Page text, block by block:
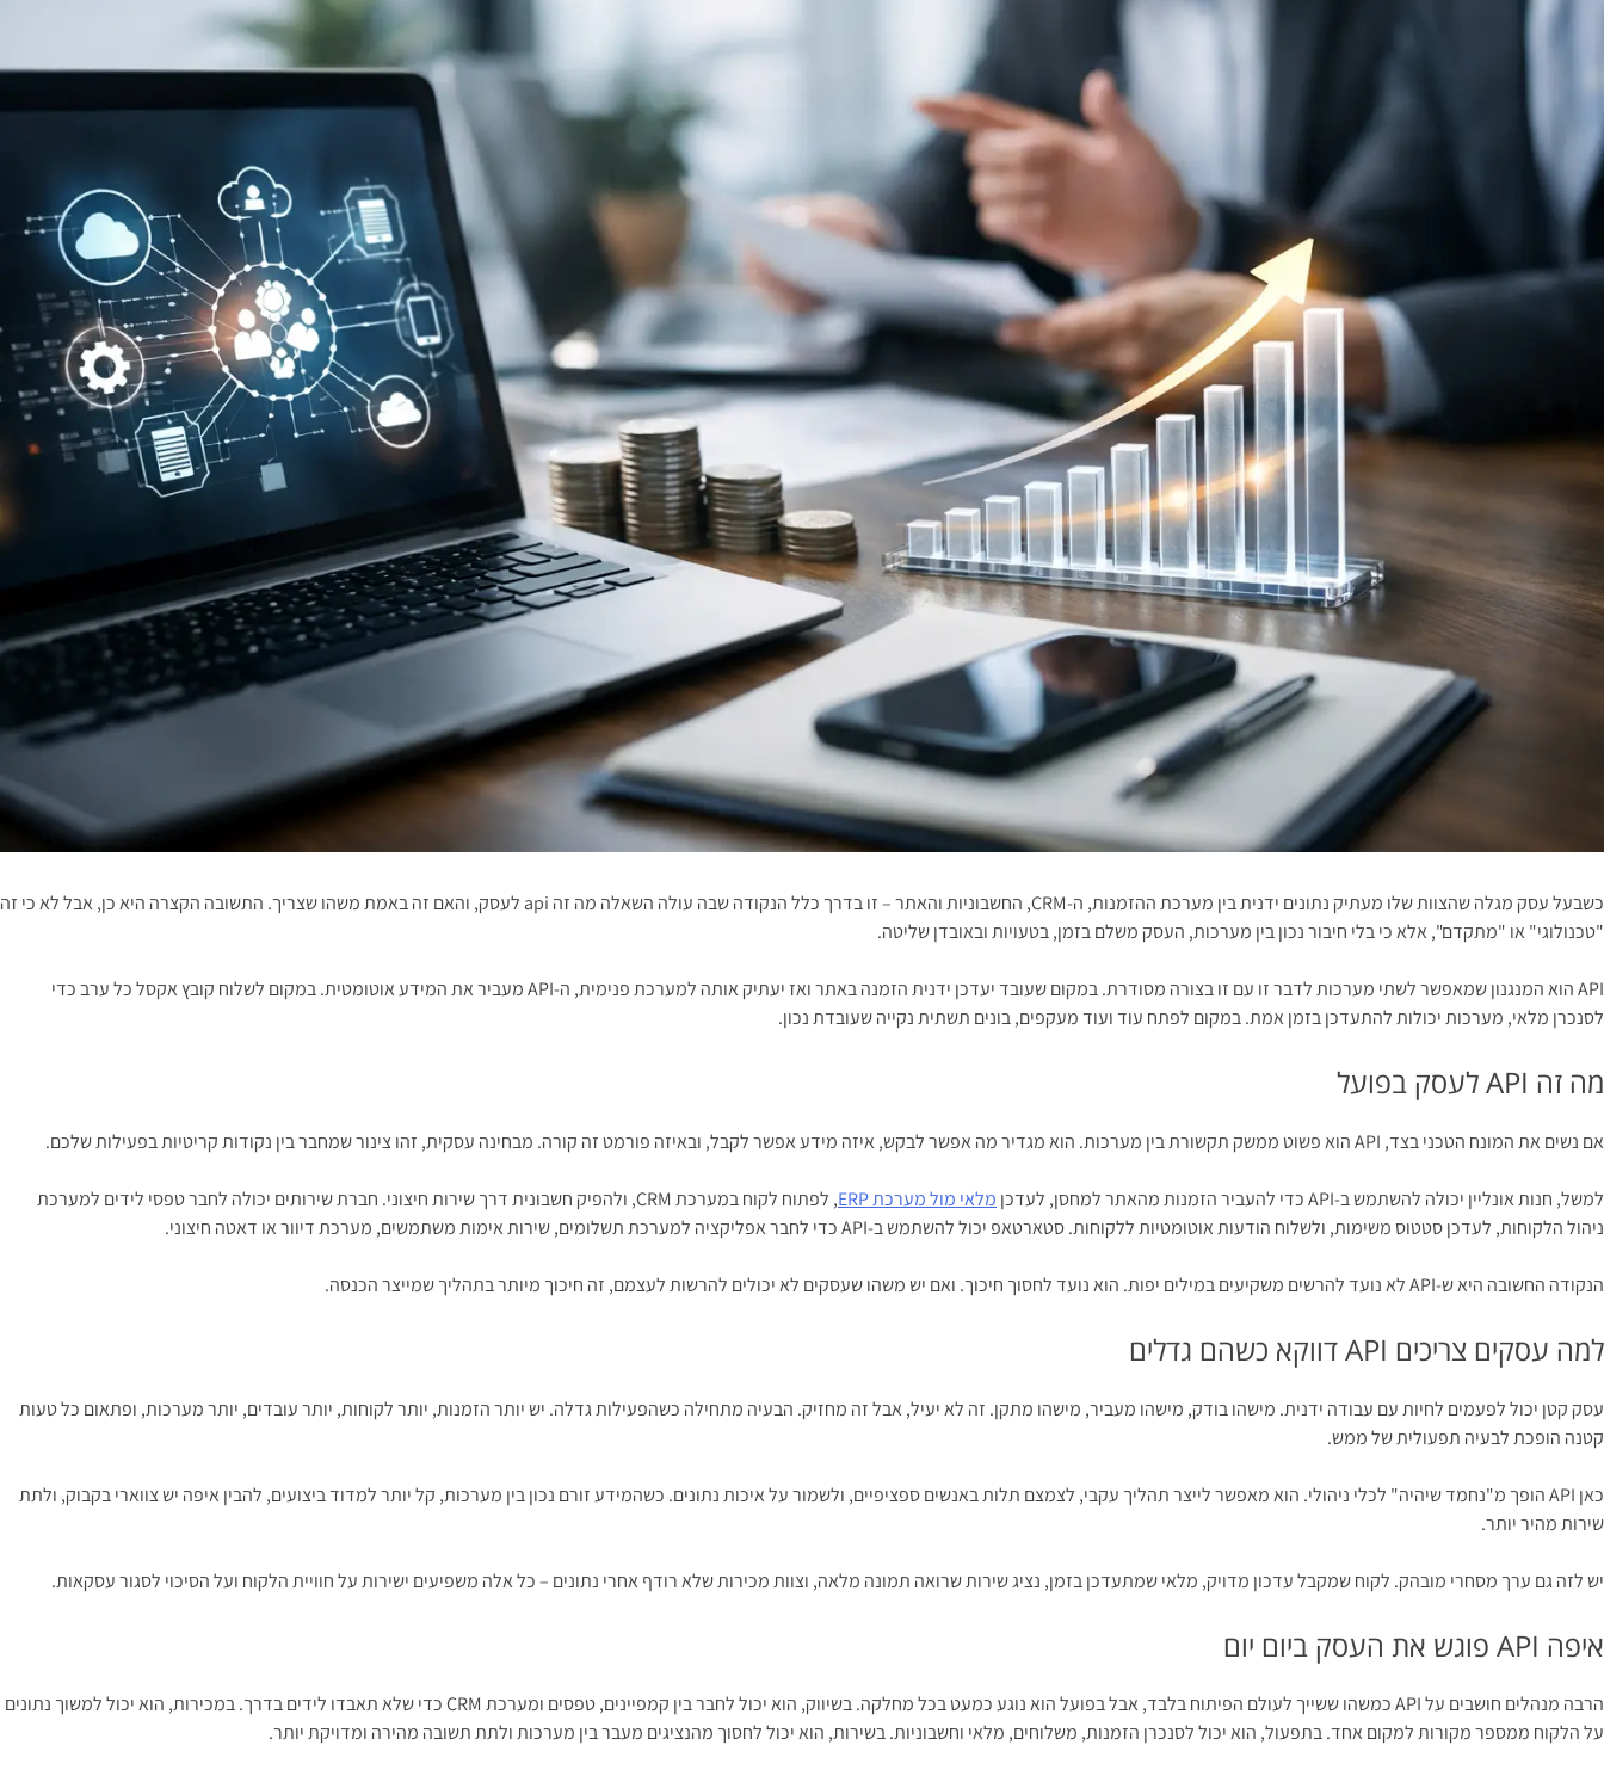
כשבעל עסק מגלה שהצוות שלו מעתיק נתונים ידנית בין מערכת ההזמנות, ה-CRM, החשבוניות והאתר – זו בדרך כלל הנקודה שבה עולה השאלה מה זה api לעסק, והאם זה באמת משהו שצריך. התשובה הקצרה היא כן, אבל לא כי זה
"טכנולוגי" או "מתקדם", אלא כי בלי חיבור נכון בין מערכות, העסק משלם בזמן, בטעויות ובאובדן שליטה.
API הוא המנגנון שמאפשר לשתי מערכות לדבר זו עם זו בצורה מסודרת. במקום שעובד יעדכן ידנית הזמנה באתר ואז יעתיק אותה למערכת פנימית, ה-API מעביר את המידע אוטומטית. במקום לשלוח קובץ אקסל כל ערב כדי
לסנכרן מלאי, מערכות יכולות להתעדכן בזמן אמת. במקום לפתח עוד ועוד מעקפים, בונים תשתית נקייה שעובדת נכון.
מה זה API לעסק בפועל
אם נשים את המונח הטכני בצד, API הוא פשוט ממשק תקשורת בין מערכות. הוא מגדיר מה אפשר לבקש, איזה מידע אפשר לקבל, ובאיזה פורמט זה קורה. מבחינה עסקית, זהו צינור שמחבר בין נקודות קריטיות בפעילות שלכם.
למשל, חנות אונליין יכולה להשתמש ב-API כדי להעביר הזמנות מהאתר למחסן, לעדכן מלאי מול מערכת ERP
, לפתוח לקוח במערכת CRM, ולהפיק חשבונית דרך שירות חיצוני. חברת שירותים יכולה לחבר טפסי לידים למערכת
ניהול הלקוחות, לעדכן סטטוס משימות, ולשלוח הודעות אוטומטיות ללקוחות. סטארטאפ יכול להשתמש ב-API כדי לחבר אפליקציה למערכת תשלומים, שירות אימות משתמשים, מערכת דיוור או דאטה חיצוני.
הנקודה החשובה היא ש-API לא נועד להרשים משקיעים במילים יפות. הוא נועד לחסוך חיכוך. ואם יש משהו שעסקים לא יכולים להרשות לעצמם, זה חיכוך מיותר בתהליך שמייצר הכנסה.
למה עסקים צריכים API דווקא כשהם גדלים
עסק קטן יכול לפעמים לחיות עם עבודה ידנית. מישהו בודק, מישהו מעביר, מישהו מתקן. זה לא יעיל, אבל זה מחזיק. הבעיה מתחילה כשהפעילות גדלה. יש יותר הזמנות, יותר לקוחות, יותר עובדים, יותר מערכות, ופתאום כל טעות
קטנה הופכת לבעיה תפעולית של ממש.
כאן API הופך מ"נחמד שיהיה" לכלי ניהולי. הוא מאפשר לייצר תהליך עקבי, לצמצם תלות באנשים ספציפיים, ולשמור על איכות נתונים. כשהמידע זורם נכון בין מערכות, קל יותר למדוד ביצועים, להבין איפה יש צווארי בקבוק, ולתת
שירות מהיר יותר.
יש לזה גם ערך מסחרי מובהק. לקוח שמקבל עדכון מדויק, מלאי שמתעדכן בזמן, נציג שירות שרואה תמונה מלאה, וצוות מכירות שלא רודף אחרי נתונים – כל אלה משפיעים ישירות על חוויית הלקוח ועל הסיכוי לסגור עסקאות.
איפה API פוגש את העסק ביום יום
הרבה מנהלים חושבים על API כמשהו ששייך לעולם הפיתוח בלבד, אבל בפועל הוא נוגע כמעט בכל מחלקה. בשיווק, הוא יכול לחבר בין קמפיינים, טפסים ומערכת CRM כדי שלא תאבדו לידים בדרך. במכירות, הוא יכול למשוך נתונים
על הלקוח ממספר מקורות למקום אחד. בתפעול, הוא יכול לסנכרן הזמנות, משלוחים, מלאי וחשבוניות. בשירות, הוא יכול לחסוך מהנציגים מעבר בין מערכות ולתת תשובה מהירה ומדויקת יותר.